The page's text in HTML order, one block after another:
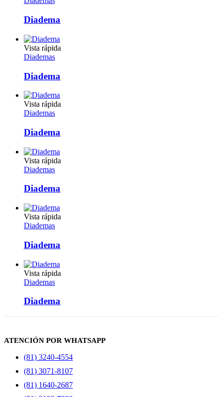
Diadema
Vista rápida
Diademas
Diadema
Vista rápida
Diademas
Diadema
Vista rápida
Diademas
Diadema
Vista rápida
Diademas
Diadema
Vista rápida
Diademas
Diadema
ATENCIÓN POR WHATSAPP
(81) 3240-4554
(81) 3071-8107
(81) 1640-2687